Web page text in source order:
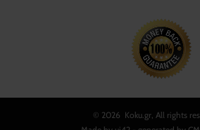
© 2026 Koku.gr, All rights